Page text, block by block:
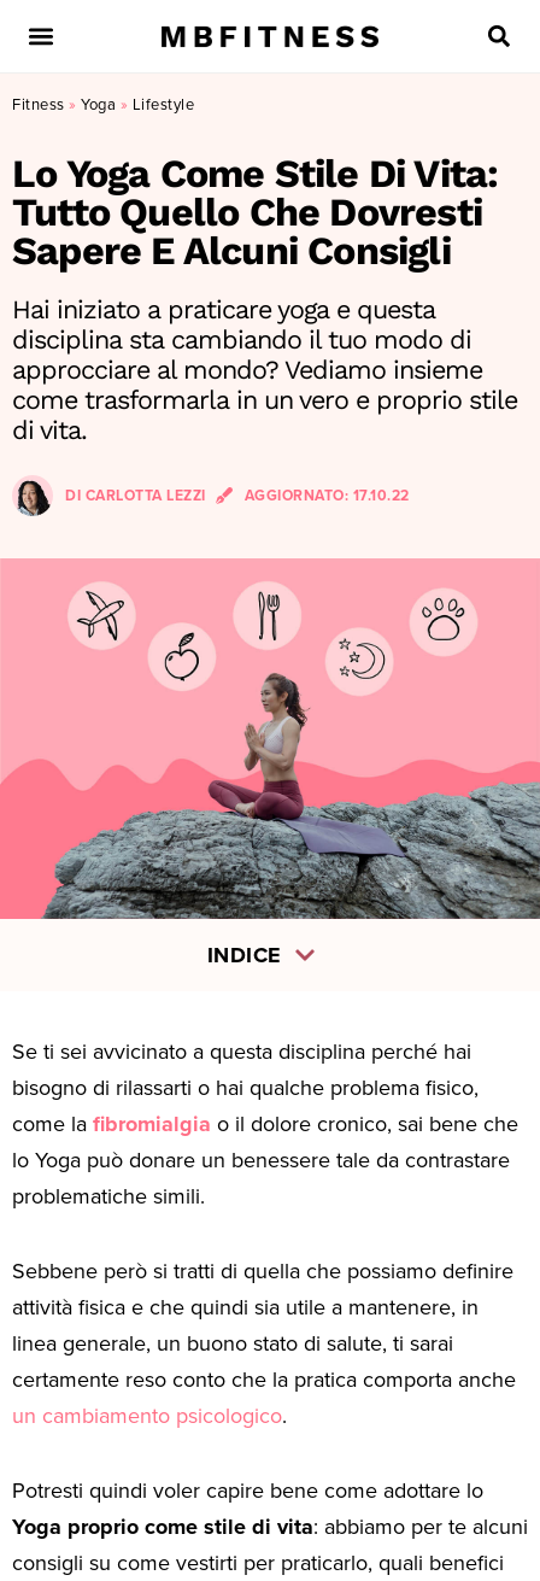
Fitness » Yoga » Lifestyle
Lo Yoga Come Stile Di Vita:
Tutto Quello Che Dovresti
Sapere E Alcuni Consigli
Hai iniziato a praticare yoga e questa
disciplina sta cambiando il tuo modo di
approcciare al mondo? Vediamo insieme
come trasformarla in un vero e proprio stile
di vita.
DI CARLOTTA LEZZI AGGIORNATO: 17.10.22
INDICE
Se ti sei avvicinato a questa disciplina perché hai
bisogno di rilassarti o hai qualche problema fisico,
come lafibromialgia o il dolore cronico, sai bene che
lo Yoga può donare un benessere tale da contrastare
problematiche simili.
Sebbene però si tratti di quella che possiamo definire
attività fisica e che quindi sia utile a mantenere, in
linea generale, un buono stato di salute, ti sarai
certamente reso conto che la pratica comporta anche
un cambiamento psicologico.
Potresti quindi voler capire bene come adottare lo
Yoga proprio come stile di vita: abbiamo per te alcuni
consigli su come vestirti per praticarlo, quali benefici